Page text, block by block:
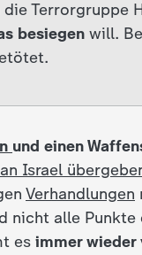
Terrorgruppe
besiegen will.
und einen
Israel
Verhandlungen
nicht alle Punkte
es immer wieder